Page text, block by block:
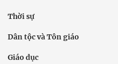
Thời sự
Dân tộc và Tôn giáo
Giáo dục